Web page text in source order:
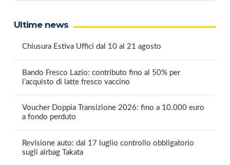
Ultime news
Chiusura Estiva Uffici dal 10 al 21 agosto
Bando Fresco Lazio: contributo fino al 50% per
l’acquisto di latte fresco vaccino
Voucher Doppia Transizione 2026: fino a 10.000 euro
a fondo perduto
Revisione auto: dal 17 luglio controllo obbligatorio
sugli airbag Takata